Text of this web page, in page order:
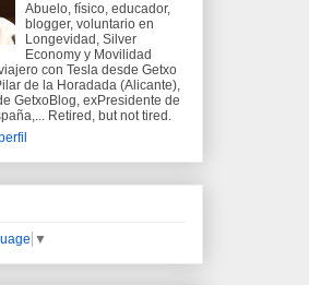
Abuelo, físico, educador,
blogger, voluntario en
Longevidad, Silver
Economy y Movilidad
con Tesla desde Getxo
de la Horadada (Alicante),
GetxoBlog, exPresidente de
Retired, but not tired.
▼